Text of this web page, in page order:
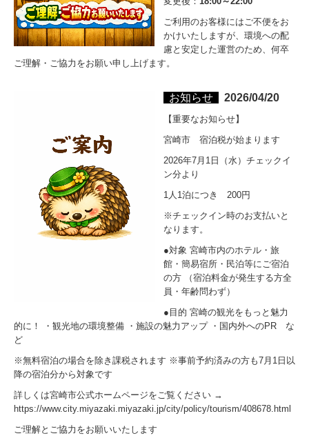
ご利用のお客様にはご不便をお
かけいたしますが、環境への配
慮と安定した運営のため、何卒
ご理解・ご協力をお願い申し上げます。
お知らせ 2026/04/20
【重要なお知らせ】
宮崎市 宿泊税が始まります
2026年7月1日（水）チェックイ
ン分より
1人1泊につき 200円
※チェックイン時のお支払いと
なります。
●対象 宮崎市内のホテル・旅
館・簡易宿所・民泊等にご宿泊
の方 （宿泊料金が発生する方全
員・年齢問わず）
●目的 宮崎の観光をもっと魅力
的に！ ・観光地の環境整備 ・施設の魅力アップ ・国内外へのPR な
ど
※無料宿泊の場合を除き課税されます ※事前予約済みの方も7月1日以
降の宿泊分から対象です
詳しくは宮崎市公式ホームページをご覧ください →
https://www.city.miyazaki.miyazaki.jp/city/policy/tourism/408678.html
ご理解とご協力をお願いいたします